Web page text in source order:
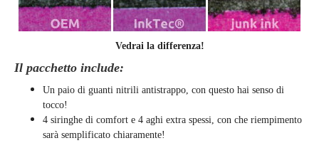
Vedrai la differenza!
Il pacchetto include:
Un paio di guanti nitrili antistrappo, con questo hai senso di
tocco!
4 siringhe di comfort e 4 aghi extra spessi, con che riempimento
sarà semplificato chiaramente!